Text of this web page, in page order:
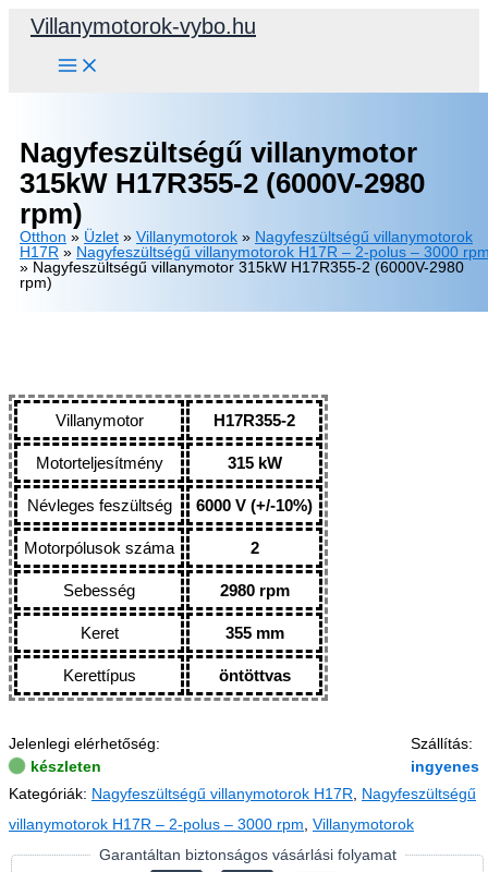
SkipVillanymotorok-vybo.hu
Nagyfeszültségű villanymotor
315kW H17R355-2 (6000V-2980
rpm)
Otthon » Üzlet » Villanymotorok » Nagyfeszültségű villanymotorok
H17R » Nagyfeszültségű villanymotorok H17R – 2-polus – 3000
» Nagyfeszültségű villanymotor 315kW H17R355-2 (6000V-2980
rpm)
Villanymotor H17R355-2
Motorteljesítmény 315 kW
Névleges feszültség 6000 V (+/-10%)
Motorpólusok száma 2
Sebesség 2980 rpm
Keret 355 mm
Kerettípus öntöttvas
Jelenlegi elérhetőség:
készleten
Szállítás:
ingyenes
Kategóriák: Nagyfeszültségű villanymotorok H17R
Nagyfeszültségű
villanymotorok H17R – 2-polus – 3000 rpm Villanymotorok
Garantáltan biztonságos vásárlási folyamat